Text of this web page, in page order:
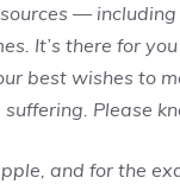
—
It’s there for
best wishes to
suffering. Please
and for the